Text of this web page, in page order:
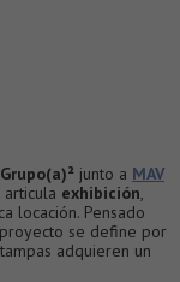
Grupo(a)² junto a MAV
exhibición,
locación. Pensado
se define por
adquieren un